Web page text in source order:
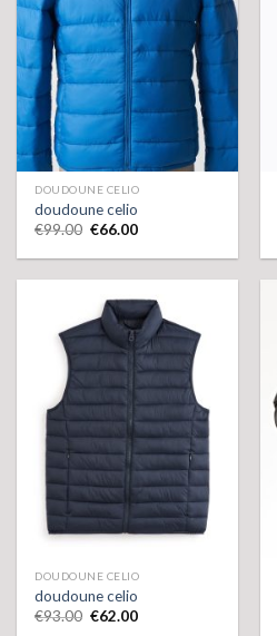
DOUDOUNE CELIO
doudoune celio
€99.00 €66.00
DOUDOUNE CELIO
doudoune celio
€93.00 €62.00